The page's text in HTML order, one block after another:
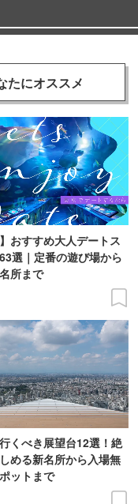
たにオススメ
】おすすめ大人デートス
選｜定番の遊び場から
所まで
くべき展望台12選！絶
める新名所から入場無
ットまで